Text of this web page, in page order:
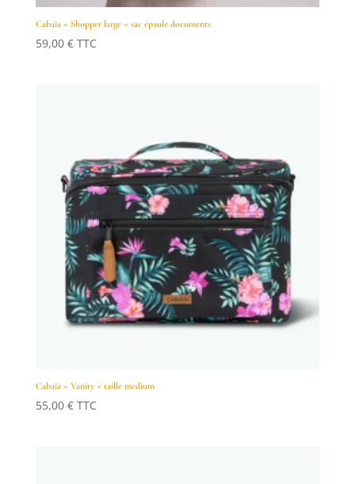
Cabaïa « Shopper large » sac épaule documents
59,00 € TTC
Cabaïa « Vanity » taille medium
55,00 € TTC